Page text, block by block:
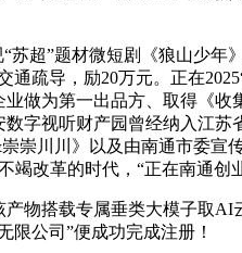
超”题材微短剧《狼山少年
疏导，励20万元。正在
做为第一出品方、取得《
字视听财产园曾经纳入江
崇川川》以及由南通市委宣
改革的时代，“正在南通创业
搭载专属垂类大模子取AI
公司”便成功完成注册！